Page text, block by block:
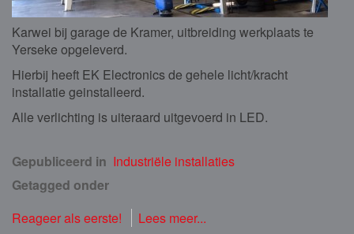
Karwei bij garage de Kramer, uitbreiding werkplaats te
Yerseke opgeleverd.
Hierbij heeft EK Electronics de gehele licht/kracht
installatie geinstalleerd.
Alle verlichting is uiteraard uitgevoerd in LED.
Gepubliceerd in Industriële installaties
Getagged onder
Reageer als eerste!
Lees meer...